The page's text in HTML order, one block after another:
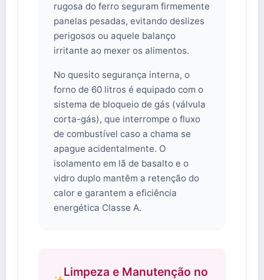
rugosa do ferro seguram firmemente
panelas pesadas, evitando deslizes
perigosos ou aquele balanço
irritante ao mexer os alimentos.
No quesito segurança interna, o
forno de 60 litros é equipado com o
sistema de bloqueio de gás (válvula
corta-gás), que interrompe o fluxo
de combustível caso a chama se
apague acidentalmente. O
isolamento em lã de basalto e o
vidro duplo mantêm a retenção do
calor e garantem a eficiência
energética Classe A.
Limpeza e Manutenção no